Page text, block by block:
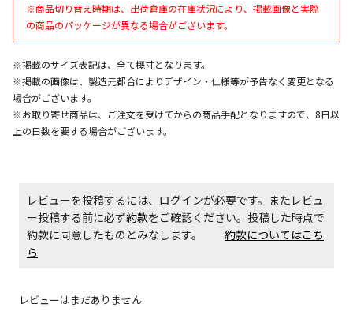
※商品切り替え時期は、出荷倉庫の在庫状況により、掲載画像と実際
の商品のパッケージが異なる場合がございます。
※掲載のサイズ表記は、全て概寸となります。
※掲載の画像は、製造元都合によりデザイン・仕様等が予告なく変更となる
場合がございます。
※お取り寄せ商品は、ご注文を受けてからの商品手配となりますので、8日以
上の日数を要する場合がございます。
レビューを投稿するには、ログインが必要です。またレビュ
ー投稿する前に必ず約款をご確認ください。投稿した時点で
約款に同意したものとみなします。 約款についてはこち
ら
レビューはまだありません